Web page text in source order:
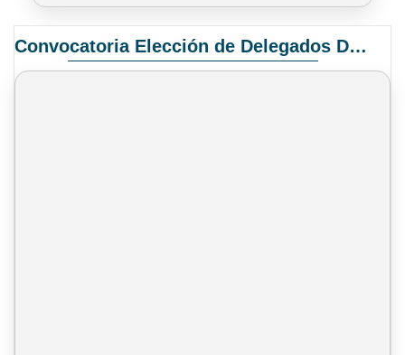
Convocatoria Elección de Delegados Docentes para el XIV Congreso Nacional de Universidades